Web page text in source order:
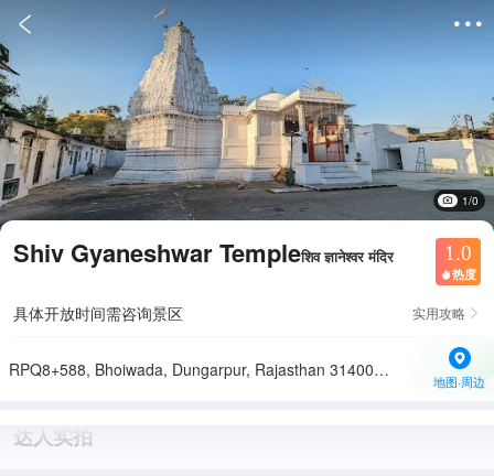
 
1/0
Shiv Gyaneshwar Templeशिव ज्ञानेश्वर मंदिर 1.0
 热度
具体开放时间需咨询景区 实用攻略 
RPQ8+588, Bhoiwada, Dungarpur, Rajasthan 314001, India
地图·周边
达人实拍